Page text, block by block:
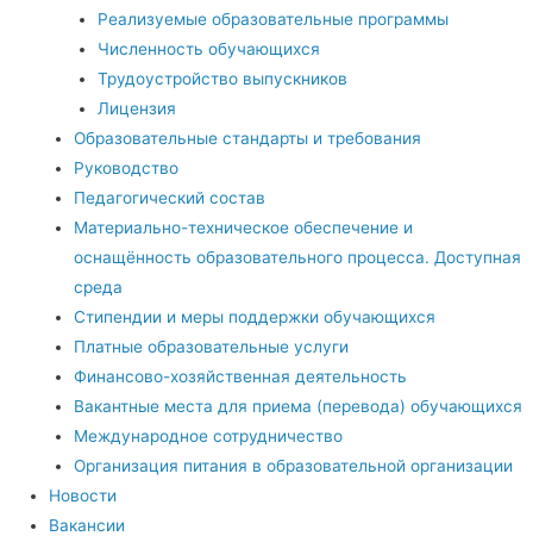
Реализуемые образовательные программы
Численность обучающихся
Трудоустройство выпускников
Лицензия
Образовательные стандарты и требования
Руководство
Педагогический состав
Материально-техническое обеспечение и
оснащённость образовательного процесса. Доступная
среда
Стипендии и меры поддержки обучающихся
Платные образовательные услуги
Финансово-хозяйственная деятельность
Вакантные места для приема (перевода) обучающихся
Международное сотрудничество
Организация питания в образовательной организации
Новости
Вакансии